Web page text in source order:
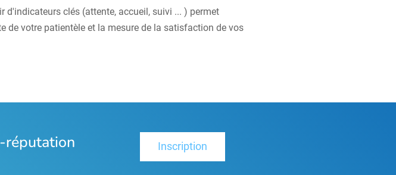
clés (attente, accueil, suivi ... ) permet
de votre patientèle et la mesure de la satisfaction de vos
réputation Inscription